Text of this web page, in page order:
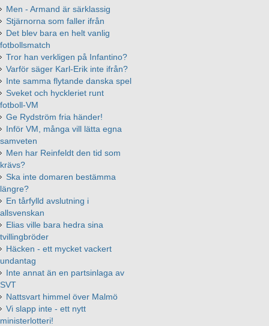
Men - Armand är särklassig
Stjärnorna som faller ifrån
Det blev bara en helt vanlig
fotbollsmatch
Tror han verkligen på Infantino?
Varför säger Karl-Erik inte ifrån?
Inte samma flytande danska spel
Sveket och hyckleriet runt
fotboll-VM
Ge Rydström fria händer!
Inför VM, många vill lätta egna
samveten
Men har Reinfeldt den tid som
krävs?
Ska inte domaren bestämma
längre?
En tårfylld avslutning i
allsvenskan
Elias ville bara hedra sina
tvillingbröder
Häcken - ett mycket vackert
undantag
Inte annat än en partsinlaga av
SVT
Nattsvart himmel över Malmö
Vi slapp inte - ett nytt
ministerlotteri!